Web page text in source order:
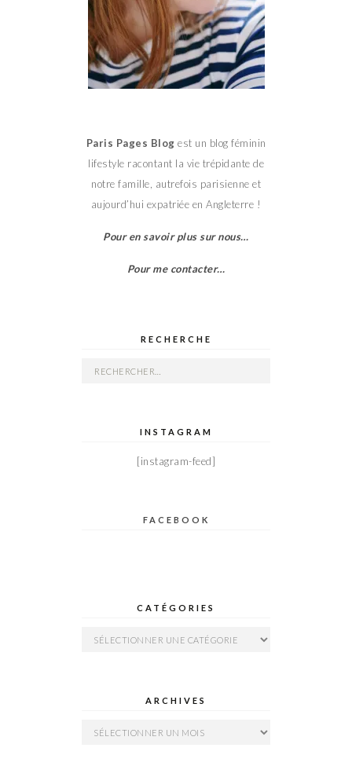
Paris Pages Blog est un blog féminin
lifestyle racontant la vie trépidante de
notre famille, autrefois parisienne et
aujourd’hui expatriée en Angleterre !
Pour en savoir plus sur nous…
Pour me contacter…
RECHERCHE
Rechercher :
INSTAGRAM
[instagram-feed]
FACEBOOK
CATÉGORIES
Catégories
ARCHIVES
Archives